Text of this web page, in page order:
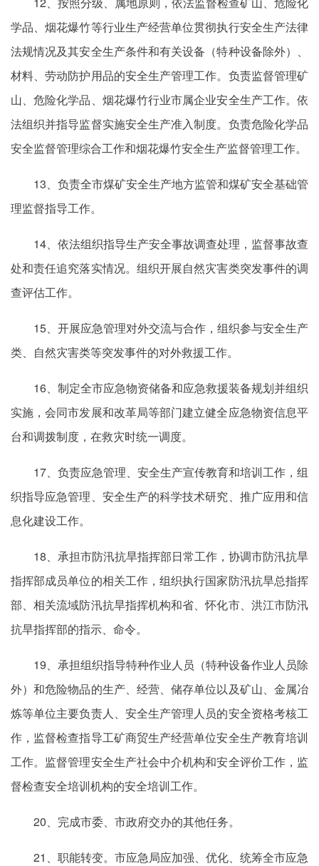
学品、烟花爆竹等行业生产经营单位贯彻执行安全生产法律
法规情况及其安全生产条件和有关设备（特种设备除外）、
材料、劳动防护用品的安全生产管理工作。负责监督管理矿
山、危险化学品、烟花爆竹行业市属企业安全生产工作。依
法组织并指导监督实施安全生产准入制度。负责危险化学品
安全监督管理综合工作和烟花爆竹安全生产监督管理工作。
13、负责全市煤矿安全生产地方监管和煤矿安全基础管
理监督指导工作。
14、依法组织指导生产安全事故调查处理，监督事故查
处和责任追究落实情况。组织开展自然灾害类突发事件的调
查评估工作。
15、开展应急管理对外交流与合作，组织参与安全生产
类、自然灾害类等突发事件的对外救援工作。
16、制定全市应急物资储备和应急救援装备规划并组织
实施，会同市发展和改革局等部门建立健全应急物资信息平
台和调拨制度，在救灾时统一调度。
17、负责应急管理、安全生产宣传教育和培训工作，组
织指导应急管理、安全生产的科学技术研究、推广应用和信
息化建设工作。
18、承担市防汛抗旱指挥部日常工作，协调市防汛抗旱
指挥部成员单位的相关工作，组织执行国家防汛抗旱总指挥
部、相关流域防汛抗旱指挥机构和省、怀化市、洪江市防汛
抗旱指挥部的指示、命令。
19、承担组织指导特种作业人员（特种设备作业人员除
外）和危险物品的生产、经营、储存单位以及矿山、金属冶
炼等单位主要负责人、安全生产管理人员的安全资格考核工
作，监督检查指导工矿商贸生产经营单位安全生产教育培训
工作。监督管理安全生产社会中介机构和安全评价工作，监
督检查安全培训机构的安全培训工作。
20、完成市委、市政府交办的其他任务。
21、职能转变。市应急局应加强、优化、统筹全市应急